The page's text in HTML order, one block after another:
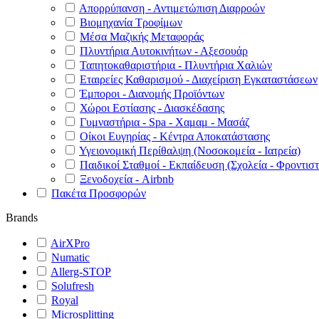
Απορρύπανση - Αντιμετώπιση Διαρροών
Βιομηχανία Τροφίμων
Μέσα Μαζικής Μεταφοράς
Πλυντήρια Αυτοκινήτων - Αξεσουάρ
Ταπητοκαθαριστήρια - Πλυντήρια Χαλιών
Εταιρείες Καθαρισμού - Διαχείριση Εγκαταστάσεων
Έμποροι - Διανομής Προϊόντων
Χώροι Εστίασης - Διασκέδασης
Γυμναστήρια - Spa - Χαμαμ - Μασάζ
Οίκοι Ευγηρίας - Κέντρα Αποκατάστασης
Υγειονομική Περίθαλψη (Νοσοκομεία - Ιατρεία)
Παιδικοί Σταθμοί - Εκπαίδευση (Σχολεία -
Ξενοδοχεία - Airbnb
Πακέτα Προσφορών
Brands
AirXPro
Numatic
Allerg-STOP
Solufresh
Royal
Microsplitting